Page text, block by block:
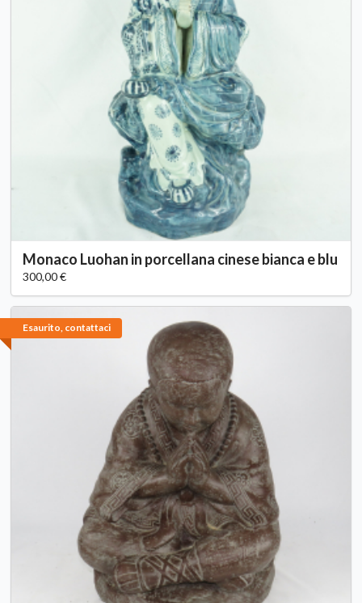
Monaco Luohan in porcellana cinese bianca e blu
300,00 €
Esaurito, contattaci